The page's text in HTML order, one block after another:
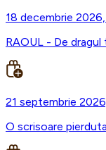
18 decembrie
RAOUL - De dragul
21 septembrie
O scrisoare